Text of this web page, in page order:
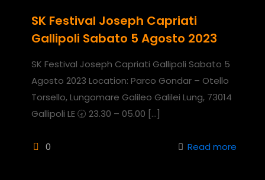
SK Festival Joseph Capriati
Gallipoli Sabato 5 Agosto 2023
SK Festival Joseph Capriati Gallipoli Sabato 5
Agosto 2023 Location: Parco Gondar – Otello
Torsello, Lungomare Galileo Galilei Lung, 73014
Gallipoli LE 🕣 23.30 – 05.00 […]
0 Read more